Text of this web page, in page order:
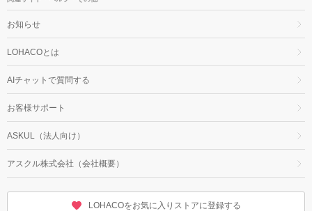
お知らせ
LOHACOとは
AIチャットで質問する
お客様サポート
ASKUL（法人向け）
アスクル株式会社（会社概要）
LOHACOをお気に入りストアに登録する